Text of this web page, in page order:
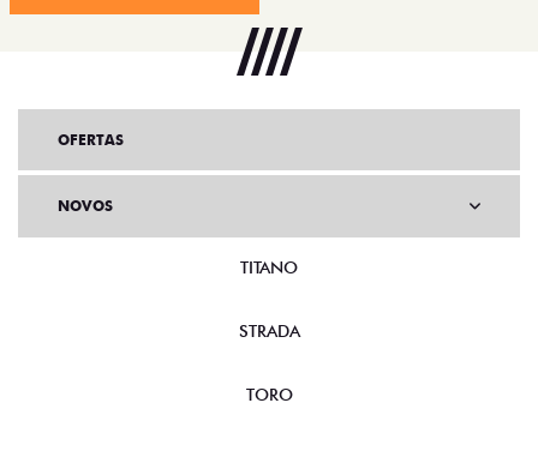
OFERTAS
NOVOS
TITANO
STRADA
TORO